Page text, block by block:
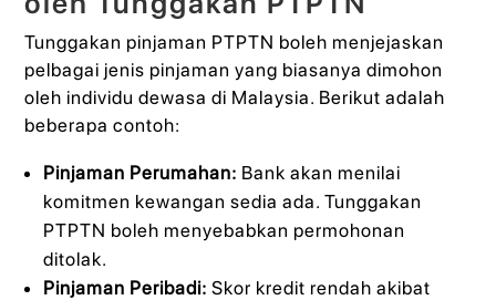
Tunggakan pinjaman PTPTN boleh menjejaskan
pelbagai jenis pinjaman yang biasanya dimohon
oleh individu dewasa di Malaysia. Berikut adalah
beberapa contoh:
Pinjaman Perumahan: Bank akan menilai
komitmen kewangan sedia ada. Tunggakan
PTPTN boleh menyebabkan permohonan
ditolak.
Pinjaman Peribadi: Skor kredit rendah akibat